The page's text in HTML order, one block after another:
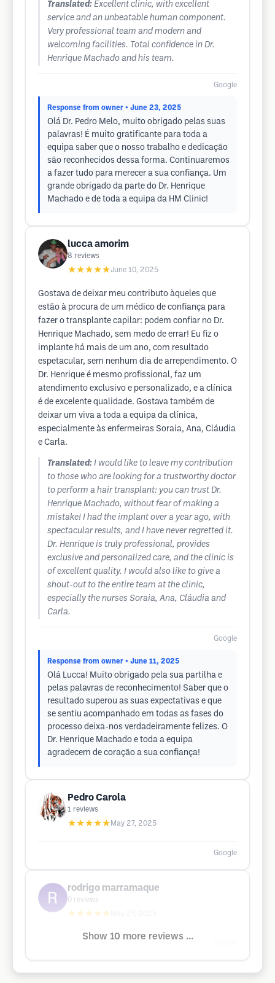
Translated: Excellent clinic, with excellent
service and an unbeatable human component.
Very professional team and modern and
welcoming facilities. Total confidence in Dr.
Henrique Machado and his team.
Google
Response from owner • June 23, 2025
Olá Dr. Pedro Melo, muito obrigado pelas suas
palavras! É muito gratificante para toda a
equipa saber que o nosso trabalho e dedicação
são reconhecidos dessa forma. Continuaremos
a fazer tudo para merecer a sua confiança. Um
grande obrigado da parte do Dr. Henrique
Machado e de toda a equipa da HM Clinic!
lucca amorim
8 reviews
★★★★★June 10, 2025
Gostava de deixar meu contributo àqueles que
estão à procura de um médico de confiança para
fazer o transplante capilar: podem confiar no Dr.
Henrique Machado, sem medo de errar! Eu fiz o
implante há mais de um ano, com resultado
espetacular, sem nenhum dia de arrependimento. O
Dr. Henrique é mesmo profissional, faz um
atendimento exclusivo e personalizado, e a clínica
é de excelente qualidade. Gostava também de
deixar um viva a toda a equipa da clínica,
especialmente às enfermeiras Soraia, Ana, Cláudia
e Carla.
Translated: I would like to leave my contribution
to those who are looking for a trustworthy doctor
to perform a hair transplant: you can trust Dr.
Henrique Machado, without fear of making a
mistake! I had the implant over a year ago, with
spectacular results, and I have never regretted it.
Dr. Henrique is truly professional, provides
exclusive and personalized care, and the clinic is
of excellent quality. I would also like to give a
shout-out to the entire team at the clinic,
especially the nurses Soraia, Ana, Cláudia and
Carla.
Google
Response from owner • June 11, 2025
Olá Lucca! Muito obrigado pela sua partilha e
pelas palavras de reconhecimento! Saber que o
resultado superou as suas expectativas e que
se sentiu acompanhado em todas as fases do
processo deixa-nos verdadeiramente felizes. O
Dr. Henrique Machado e toda a equipa
agradecem de coração a sua confiança!
Pedro Carola
1 reviews
★★★★★ May 27, 2025
Google
rodrigo marramaque
reviews
★★★★★
Show 10 more reviews ...